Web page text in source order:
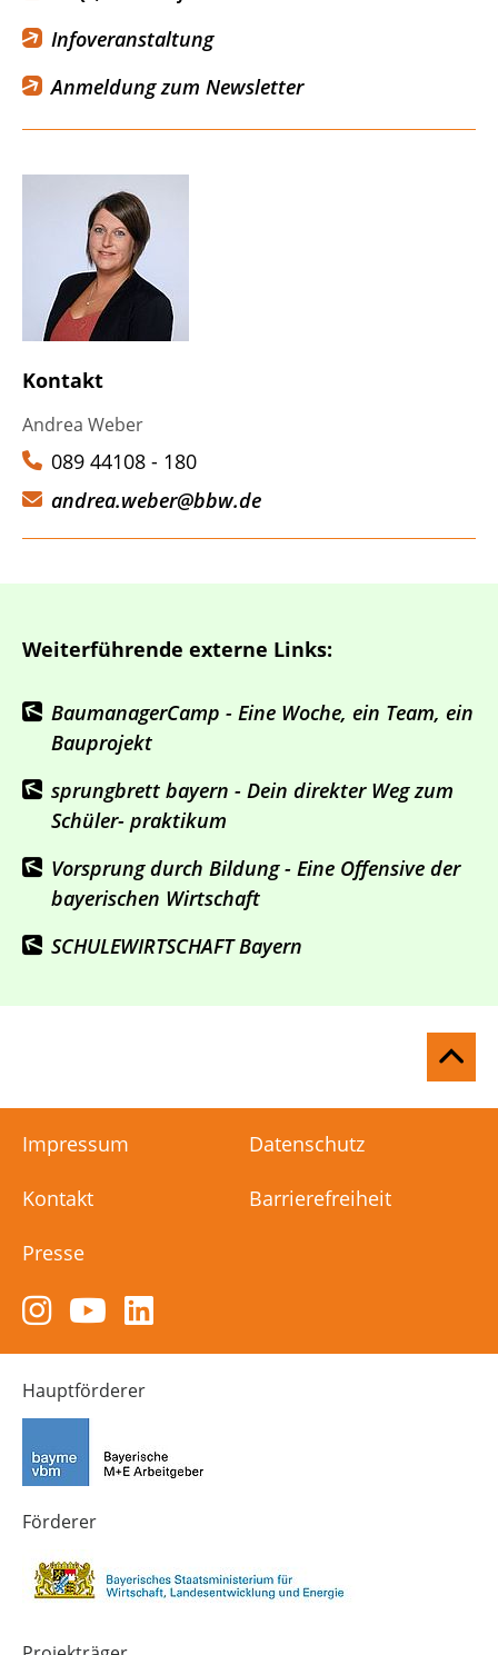
Infoveranstaltung
Anmeldung zum Newsletter
Kontakt
Andrea Weber
089 44108 - 180
andrea.weber@bbw.de
Weiterführende externe Links:
BaumanagerCamp - Eine Woche, ein Team, ein
Bauprojekt
sprungbrett bayern - Dein direkter Weg zum
Schüler- praktikum
Vorsprung durch Bildung - Eine Offensive der
bayerischen Wirtschaft
SCHULEWIRTSCHAFT Bayern
Impressum Datenschutz
Kontakt Barrierefreiheit
Presse
Zum
Instagram-
Kanal
von
Technik-
in
Bayern
4.0
Zum
YouTube-
Kanal
von
LinkedIn-
Kanal
Hauptförderer
Förderer